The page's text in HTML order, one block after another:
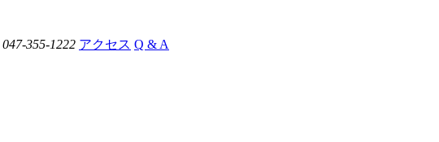
047-355-1222 アクセス Q & A